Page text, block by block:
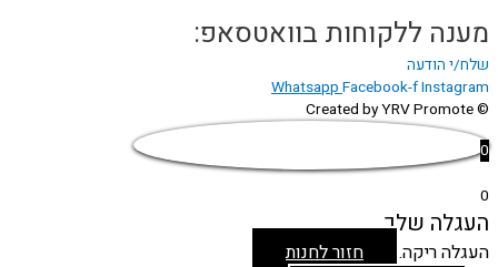
מענה ללקוחות בוואטסאפ:
שלח/י הודעה
WhatsappFacebook-fInstagram
© Created by YRV Promote
0
0
העגלה שלך
העגלה ריקה. חזור לחנות